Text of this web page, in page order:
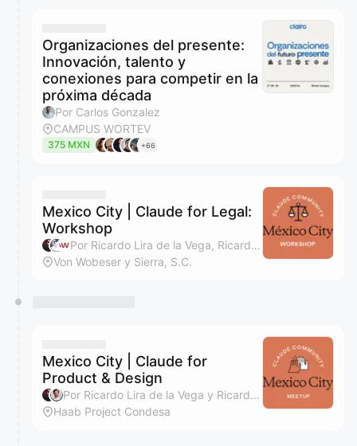
Organizaciones del presente:
Innovación, talento y
conexiones para competir en la
próxima década
Por Carlos Gonzalez
CAMPUS WORTEV
375 MXN +66
Mexico City | Claude for Legal:
Workshop
Por Ricardo Lira de la Vega, Ricardo Rodriguez, Von Wobeser y Sierra, S.C., Rodrigo Ríos Barba y 1 más
Von Wobeser y Sierra, S.C.
Mexico City | Claude for
Product & Design
Por Ricardo Lira de la Vega y Ricardo Rubio
Haab Project Condesa